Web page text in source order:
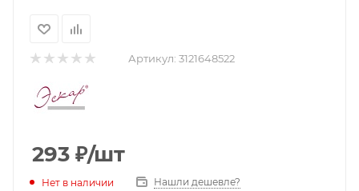
Артикул: 3121648522
293 ₽/шт
Нет в наличии Нашли дешевле?